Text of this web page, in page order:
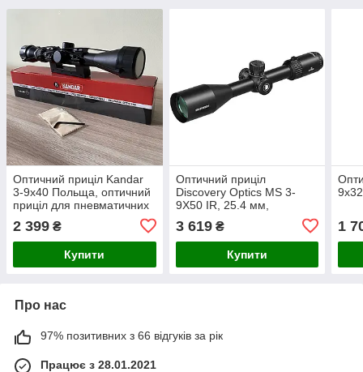
Оптичний приціл Kandar
3-9x40 Польща, оптичний
приціл для пневматичних
гвинтівок Kandar 3-9x40,
оптика JGR
2 399 ₴
Купити
Оптичний приціл
Discovery Optics MS 3-
9X50 IR, 25.4 мм,
3 619₴
Купити
9x32
1
Про нас
97% позитивних з 66 відгуків за рік
Працює з 28.01.2021